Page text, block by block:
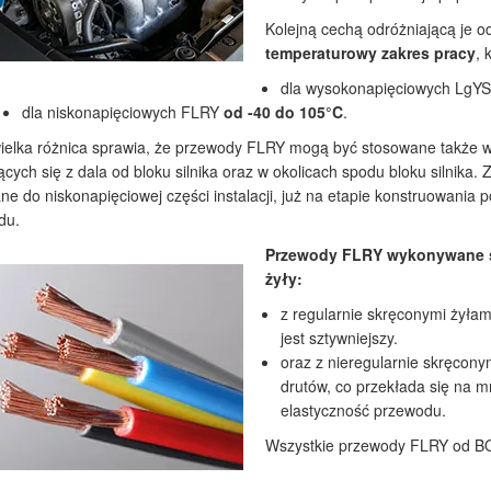
Kolejną cechą odróżniającą je
temperaturowy zakres pracy,
dla wysokonapięciowych
dla niskonapięciowych FLRY od -40 do 105°C.
różnica sprawia, że przewody FLRY mogą być stosowane także
się z dala od bloku silnika oraz w okolicach spodu bloku
do niskonapięciowej części instalacji, już na etapie konstruowania
Przewody FLRY
żyły:
z regularnie skręconymi
jest sztywniejszy.
oraz z nieregularnie
drutów, co przekłada się na
elastyczność przewodu.
Wszystkie przewody FLRY od